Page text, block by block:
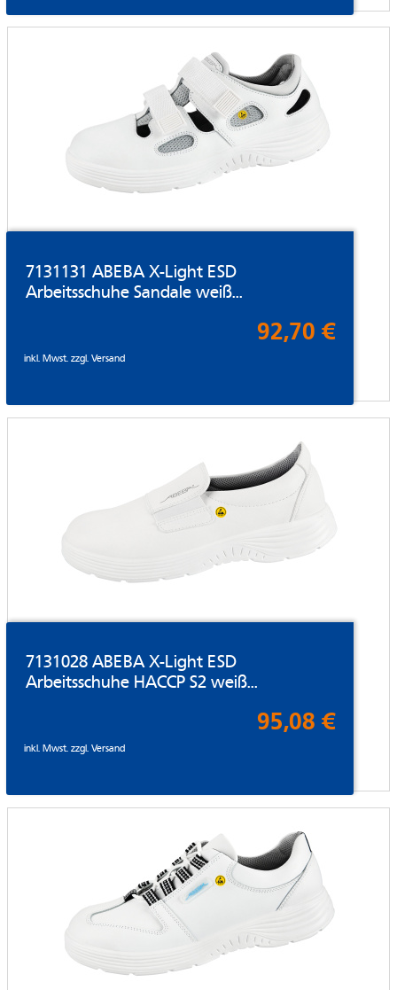
7131131 ABEBA X-Light ESD
Arbeitsschuhe Sandale weiß...
92,70 €
inkl. Mwst. zzgl.Versand
7131028 ABEBA X-Light ESD
Arbeitsschuhe HACCP S2 weiß...
95,08 €
inkl. Mwst. zzgl.Versand